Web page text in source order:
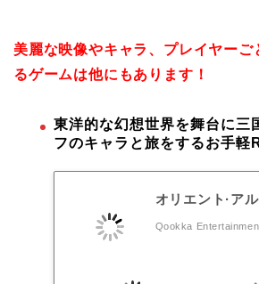
美麗な映像やキャラ、プレイヤーご
るゲームは他にもあります！
東洋的な幻想世界を舞台に三
フのキャラと旅をするお手軽
オリエント·ア
Qookka